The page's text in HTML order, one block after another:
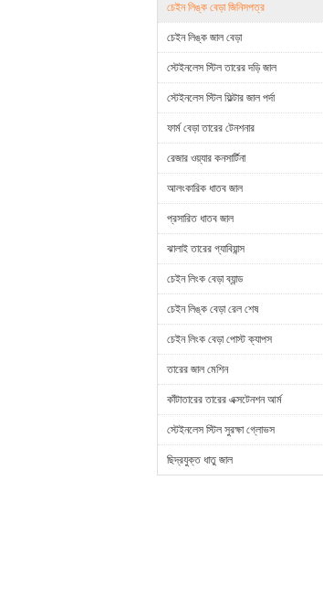
চেইন লিঙ্ক বেড়া জিনিসপত্র
চেইন লিঙ্ক জাল বেড়া
স্টেইনলেস স্টিল তারের দড়ি জাল
স্টেইনলেস স্টিল ফিল্টার জাল পর্দা
ফার্ম বেড়া তারের টেনশনার
রেজার ওয়্যার কনসার্টিনা
আলংকারিক ধাতব জাল
প্রসারিত ধাতব জাল
ঝালাই তারের গ্যাবিয়ান্স
চেইন লিংক বেড়া ব্যান্ড
চেইন লিঙ্ক বেড়া রেল শেষ
চেইন লিংক বেড়া পোস্ট ক্যাপস
তারের জাল মেশিন
কাঁটাতারের তারের এক্সটেনশন আর্ম
স্টেইনলেস স্টিল সুরক্ষা গ্লোভস
ছিদ্রযুক্ত ধাতু জাল